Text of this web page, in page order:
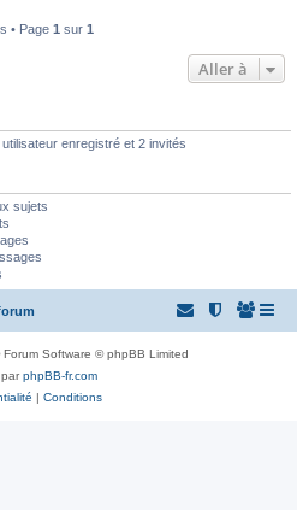
• Page 1 sur 1
Aller à
enregistré et 2 invités
sujets
Forum Software © phpBB Limited
parphpBB-fr.com
| Conditions